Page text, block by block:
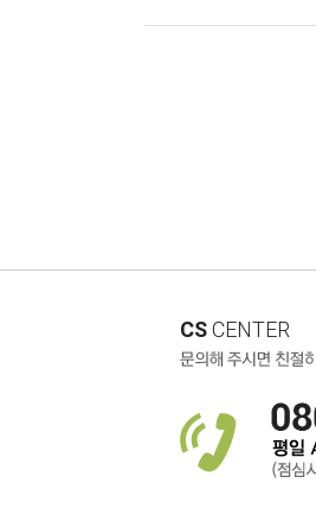
CSCENTER